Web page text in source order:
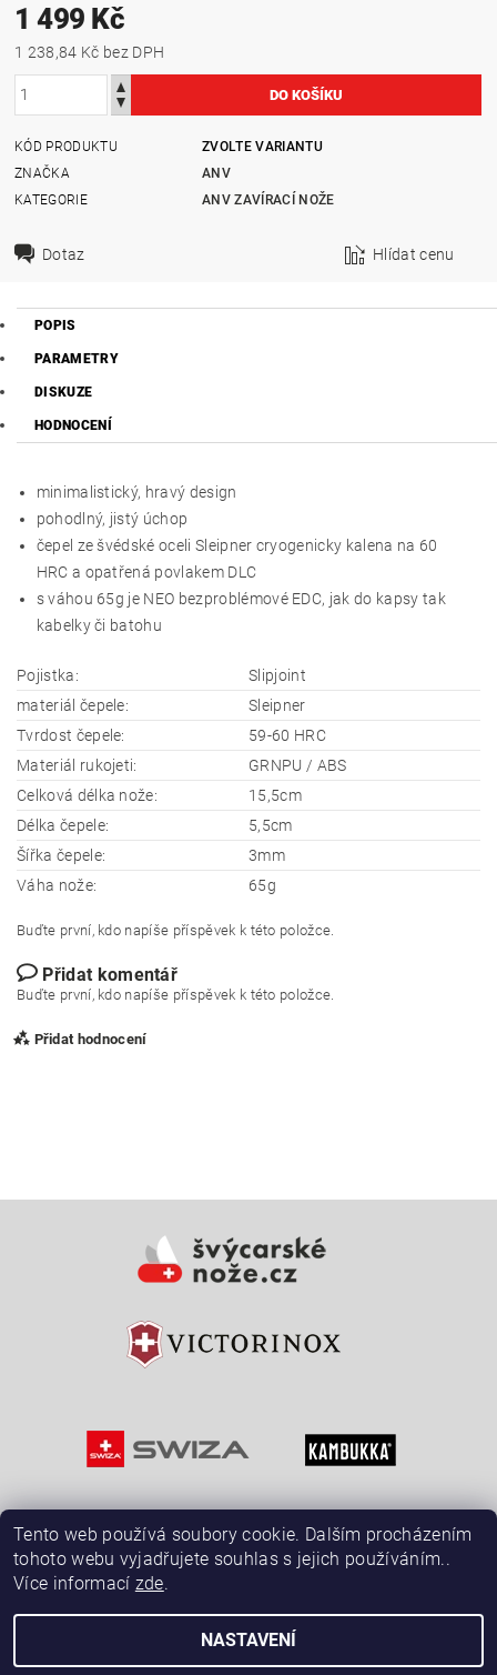
1 499 Kč
1 238,84 Kč bez DPH
KÓD PRODUKTU
ZVOLTE VARIANTU
ZNAČKA
ANV
KATEGORIE
ANV ZAVÍRACÍ NOŽE
Dotaz Hlídat cenu
POPIS
PARAMETRY
DISKUZE
HODNOCENÍ
minimalistický, hravý design
pohodlný, jistý úchop
čepel ze švédské oceli Sleipner cryogenicky kalena na 60
HRC a opatřená povlakem DLC
s váhou 65g je NEO bezproblémové EDC, jak do kapsy tak
kabelky či batohu
Pojistka:
Slipjoint
materiál čepele:
Sleipner
Tvrdost čepele:
59-60 HRC
Materiál rukojeti:
GRNPU / ABS
Celková délka nože:
15,5cm
Délka čepele:
5,5cm
Šířka čepele:
3mm
Váha nože:
65g
Buďte první, kdo napíše příspěvek k této položce.
Přidat komentář
Buďte první, kdo napíše příspěvek k této položce.
Přidat hodnocení
2026 © ŠvýcarskéNože.cz, všechna práva vyhrazena
Tento web používá soubory cookie. Dalším procházením
tohoto webu vyjadřujete souhlas s jejich používáním..
Více informací zde.
NASTAVENÍ